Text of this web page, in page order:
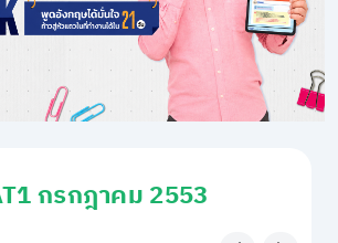
กรกฎาคม 2553